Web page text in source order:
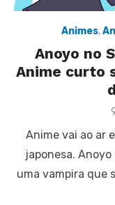
Animes,
Anoyo no
Anime curto
Anime vai ao ar
japonesa.
uma vampira que